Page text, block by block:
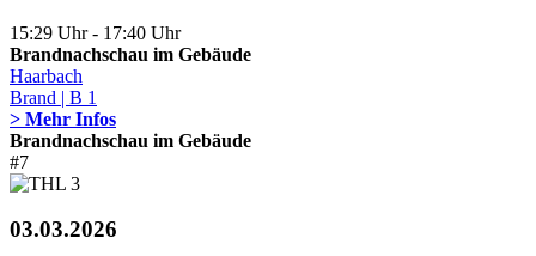
15:29 Uhr - 17:40 Uhr
Brandnachschau im Gebäude
Haarbach
Brand | B 1
> Mehr Infos
Brandnachschau im Gebäude
#7
03.03.2026